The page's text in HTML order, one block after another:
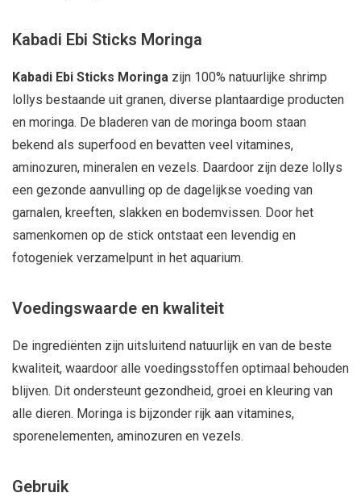
Kabadi Ebi Sticks Moringa
Kabadi Ebi Sticks Moringa zijn 100% natuurlijke shrimp
lollys bestaande uit granen, diverse plantaardige producten
en moringa. De bladeren van de moringa boom staan
bekend als superfood en bevatten veel vitamines,
aminozuren, mineralen en vezels. Daardoor zijn deze lollys
een gezonde aanvulling op de dagelijkse voeding van
garnalen, kreeften, slakken en bodemvissen. Door het
samenkomen op de stick ontstaat een levendig en
fotogeniek verzamelpunt in het aquarium.
Voedingswaarde en kwaliteit
De ingrediënten zijn uitsluitend natuurlijk en van de beste
kwaliteit, waardoor alle voedingsstoffen optimaal behouden
blijven. Dit ondersteunt gezondheid, groei en kleuring van
alle dieren. Moringa is bijzonder rijk aan vitamines,
sporenelementen, aminozuren en vezels.
Gebruik